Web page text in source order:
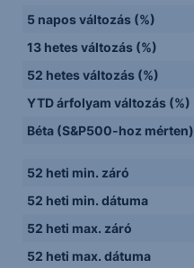
5 napos változás (%)
13 hetes változás (%)
52 hetes változás (%)
YTD árfolyam változás (%)
Béta (S&P500-hoz mérten)
52 heti min. záró
52 heti min. dátuma
52 heti max. záró
52 heti max. dátuma